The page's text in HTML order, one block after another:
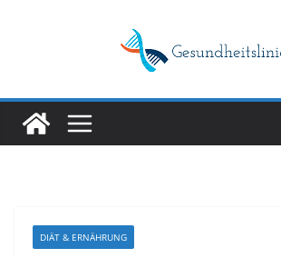
DIÄT & ERNÄHRUNG